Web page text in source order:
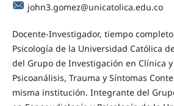
john3.gomez@unicatolica.edu.co
Docente-Investigador, tiempo
Psicología de la Universidad Católica
del Grupo de Investigación en Clínica
Psicoanálisis, Trauma y Síntomas
misma institución. Integrante del